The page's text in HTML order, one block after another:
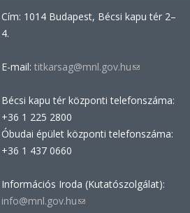
Cím: 1014 Budapest, Bécsi kapu tér 2–
4.
E-mail: titkarsag@mnl.gov.hu(link
e-
Bécsi kapu tér központi telefonszáma:
+36 1 225 2800
Óbudai épület központi telefonszáma:
+36 1 437 0660
Információs Iroda (Kutatószolgálat):
info@mnl.gov.hu(link